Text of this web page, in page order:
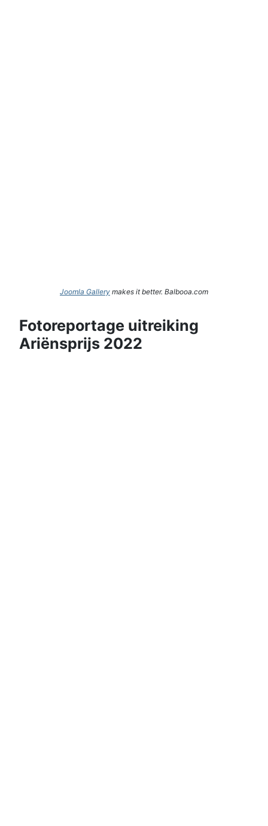
Joomla Gallery makes it better. Balbooa.com
Fotoreportage uitreiking
Ariënsprijs 2022